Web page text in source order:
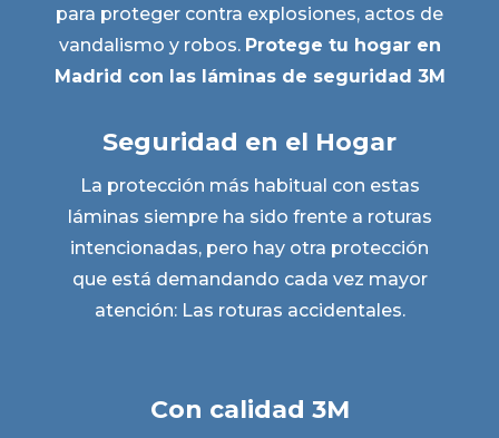
para proteger contra explosiones, actos de
vandalismo y robos. Protege tu hogar en
Madrid con las láminas de seguridad 3M
Seguridad en el Hogar
La protección más habitual con estas
láminas siempre ha sido frente a roturas
intencionadas, pero hay otra protección
que está demandando cada vez mayor
atención: Las roturas accidentales.
Con calidad 3M